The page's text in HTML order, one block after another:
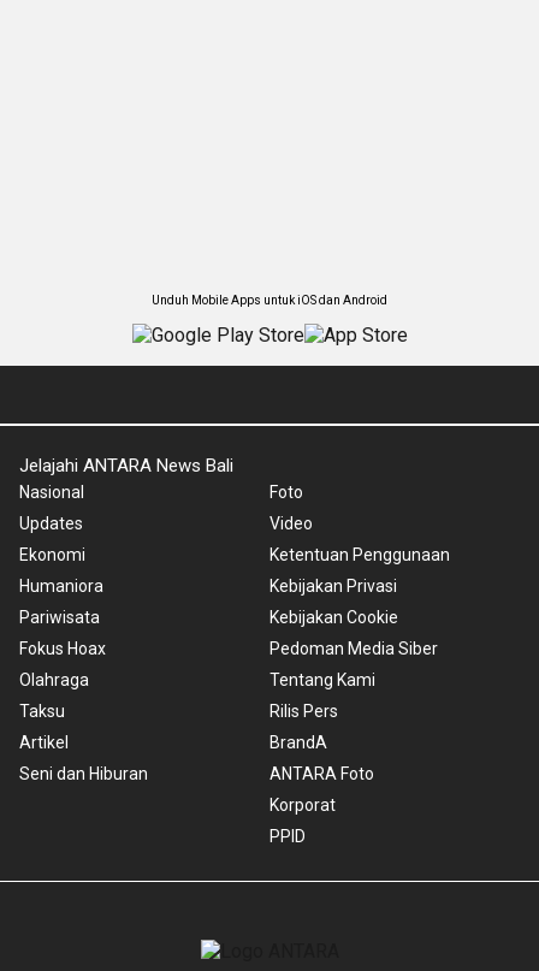
Unduh Mobile Apps untuk iOS dan Android
Jelajahi ANTARA News Bali
Nasional
Updates
Ekonomi
Humaniora
Pariwisata
Fokus Hoax
Olahraga
Taksu
Artikel
Seni dan Hiburan
Foto
Video
Ketentuan Penggunaan
Kebijakan Privasi
Kebijakan Cookie
Pedoman Media Siber
Tentang Kami
Rilis Pers
BrandA
ANTARA Foto
Korporat
PPID